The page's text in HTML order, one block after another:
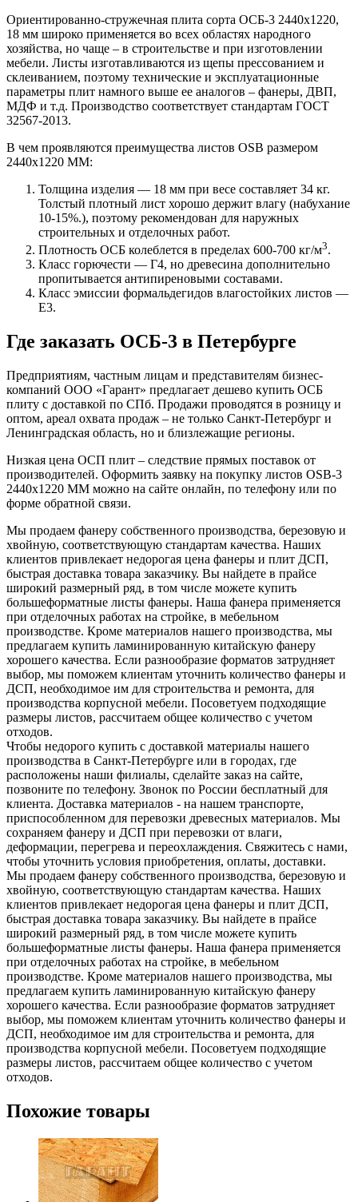
Ориентированно-стружечная плита сорта ОСБ-3 2440х1220,
18 мм широко применяется во всех областях народного
хозяйства, но чаще – в строительстве и при изготовлении
мебели. Листы изготавливаются из щепы прессованием и
склеиванием, поэтому технические и эксплуатационные
параметры плит намного выше ее аналогов – фанеры, ДВП,
МДФ и т.д. Производство соответствует стандартам ГОСТ
32567-2013.
В чем проявляются преимущества листов OSB размером
2440х1220 ММ:
Толщина изделия — 18 мм при весе составляет 34 кг.
Толстый плотный лист хорошо держит влагу (набухание
10-15%.), поэтому рекомендован для наружных
строительных и отделочных работ.
Плотность ОСБ колеблется в пределах 600-700 кг/м3.
Класс горючести — Г4, но древесина дополнительно
пропитывается антипиреновыми составами.
Класс эмиссии формальдегидов влагостойких листов —
Е3.
Где заказать ОСБ-3 в Петербурге
Предприятиям, частным лицам и представителям бизнес-
компаний ООО «Гарант» предлагает дешево купить ОСБ
плиту с доставкой по СПб. Продажи проводятся в розницу и
оптом, ареал охвата продаж – не только Санкт-Петербург и
Ленинградская область, но и близлежащие регионы.
Низкая цена ОСП плит – следствие прямых поставок от
производителей. Оформить заявку на покупку листов OSB-3
2440х1220 ММ можно на сайте онлайн, по телефону или по
форме обратной связи.
Мы продаем фанеру собственного производства, березовую и
хвойную, соответствующую стандартам качества. Наших
клиентов привлекает недорогая цена фанеры и плит ДСП,
быстрая доставка товара заказчику. Вы найдете в прайсе
широкий размерный ряд, в том числе можете купить
большеформатные листы фанеры. Наша фанера применяется
при отделочных работах на стройке, в мебельном
производстве. Кроме материалов нашего производства, мы
предлагаем купить ламинированную китайскую фанеру
хорошего качества. Если разнообразие форматов затрудняет
выбор, мы поможем клиентам уточнить количество фанеры и
ДСП, необходимое им для строительства и ремонта, для
производства корпусной мебели. Посоветуем подходящие
размеры листов, рассчитаем общее количество с учетом
отходов.
Чтобы недорого купить с доставкой материалы нашего
производства в Санкт-Петербурге или в городах, где
расположены наши филиалы, сделайте заказ на сайте,
позвоните по телефону. Звонок по России бесплатный для
клиента. Доставка материалов - на нашем транспорте,
приспособленном для перевозки древесных материалов. Мы
сохраняем фанеру и ДСП при перевозки от влаги,
деформации, перегрева и переохлаждения. Свяжитесь с нами,
чтобы уточнить условия приобретения, оплаты, доставки.
Мы продаем фанеру собственного производства, березовую и
хвойную, соответствующую стандартам качества. Наших
клиентов привлекает недорогая цена фанеры и плит ДСП,
быстрая доставка товара заказчику. Вы найдете в прайсе
широкий размерный ряд, в том числе можете купить
большеформатные листы фанеры. Наша фанера применяется
при отделочных работах на стройке, в мебельном
производстве. Кроме материалов нашего производства, мы
предлагаем купить ламинированную китайскую фанеру
хорошего качества. Если разнообразие форматов затрудняет
выбор, мы поможем клиентам уточнить количество фанеры и
ДСП, необходимое им для строительства и ремонта, для
производства корпусной мебели. Посоветуем подходящие
размеры листов, рассчитаем общее количество с учетом
отходов.
Похожие товары